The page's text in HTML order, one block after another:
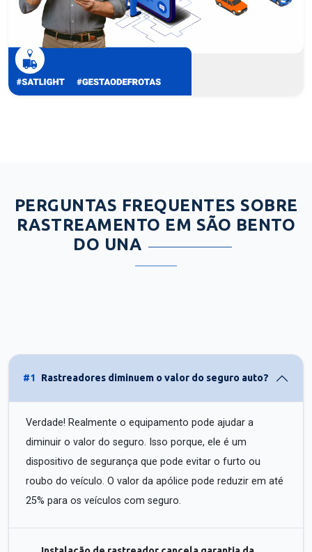
PERGUNTAS FREQUENTES SOBRE
RASTREAMENTO EM SÃO BENTO
DO UNA
#1 Rastreadores diminuem o valor do seguro auto?
Verdade! Realmente o equipamento pode ajudar a
diminuir o valor do seguro. Isso porque, ele é um
dispositivo de segurança que pode evitar o furto ou
roubo do veículo. O valor da apólice pode reduzir em até
25% para os veículos com seguro.